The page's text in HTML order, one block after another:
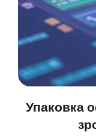
Упаковка